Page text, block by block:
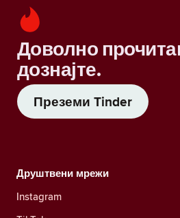
Доволно
дознајте.
Преземи Tinder
Друштвени мрежи
Instagram